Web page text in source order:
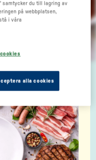
samtycker du till lagring av
på webbplatsen,
i våra
alla cookies